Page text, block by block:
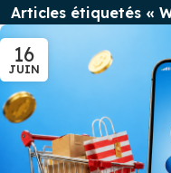
Articles étiquetés «
16
JUIN